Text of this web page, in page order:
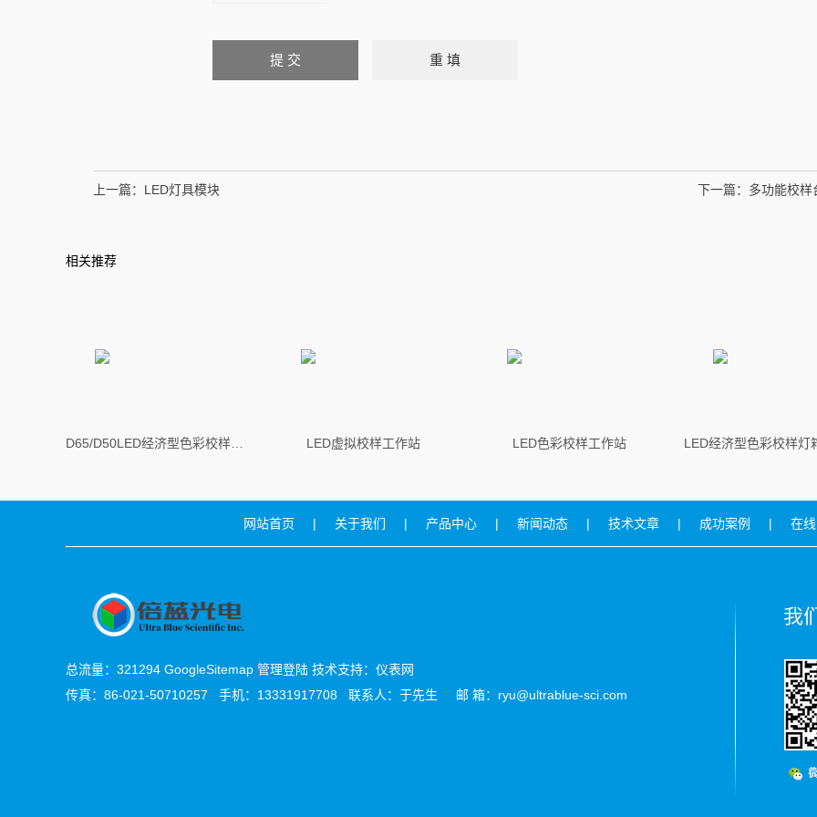
上一篇： LED灯具模块 下一篇： 多功能校样
相关推荐
LED虚拟校样工作站 LED色彩校样工作站
网站首页 | 关于我们 | 产品中心 | 新闻动态 | 技术文章 | 成功案例 | 在
总流量：321294 GoogleSitemap 管理登陆 技术支持： 仪表网
传真：86-021-50710257 手机：13331917708 联系人：于先生 邮 箱：ryu@ultrablue-sci.com